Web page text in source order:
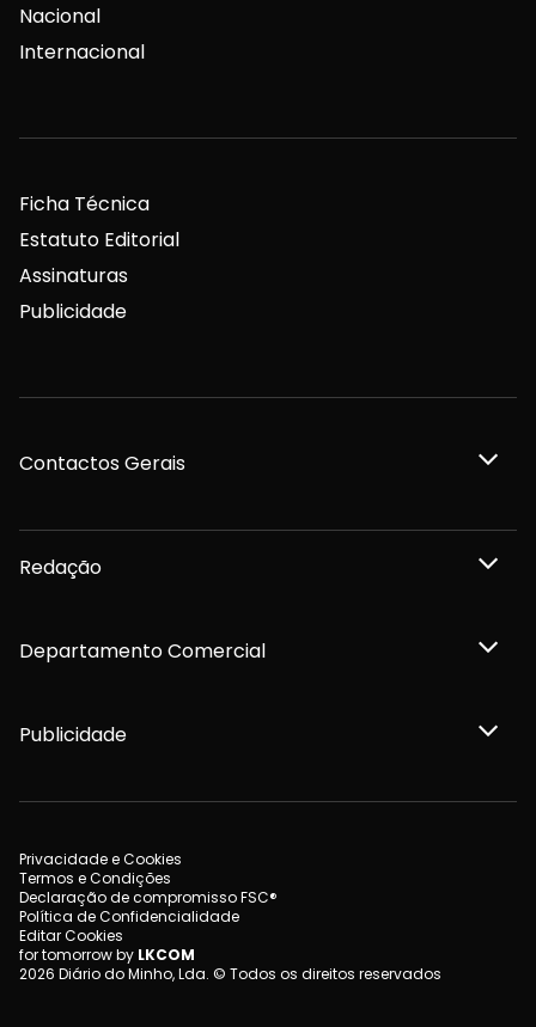
Nacional
Internacional
Ficha Técnica
Estatuto Editorial
Assinaturas
Publicidade
Contactos Gerais
Redação
Departamento Comercial
Publicidade
Privacidade e Cookies
Termos e Condições
Declaração de compromisso FSC®
Política de Confidencialidade
Editar Cookies
for tomorrow by LKCOM
2026 Diário do Minho, Lda. © Todos os direitos reservados